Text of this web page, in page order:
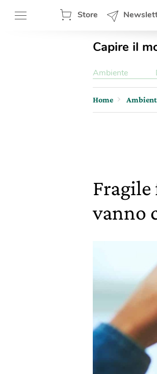
Store
Capire il
Ambiente
Home
vanno